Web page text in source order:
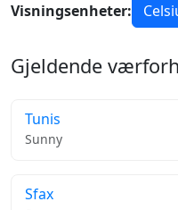
Visningsenheter:
Gjeldende
Tunis
Sunny
Sfax